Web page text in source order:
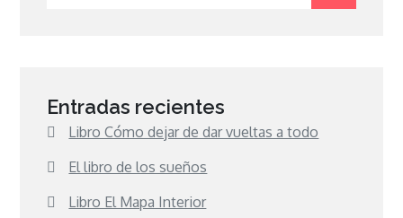
Entradas recientes
Libro Cómo dejar de dar vueltas a todo
El libro de los sueños
Libro El Mapa Interior